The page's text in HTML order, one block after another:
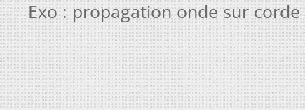
Exo : propagation onde sur corde